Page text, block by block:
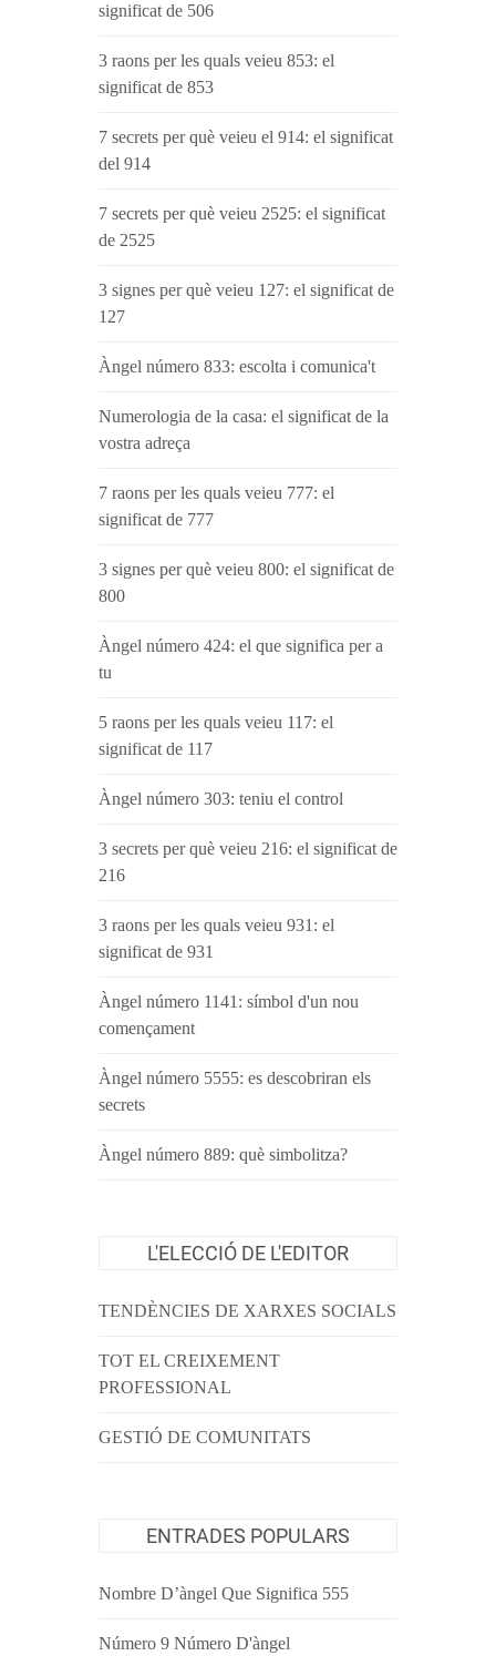
significat de 506
3 raons per les quals veieu 853: el
significat de 853
7 secrets per què veieu el 914: el significat
del 914
7 secrets per què veieu 2525: el significat
de 2525
3 signes per què veieu 127: el significat de
127
Àngel número 833: escolta i comunica't
Numerologia de la casa: el significat de la
vostra adreça
7 raons per les quals veieu 777: el
significat de 777
3 signes per què veieu 800: el significat de
800
Àngel número 424: el que significa per a
tu
5 raons per les quals veieu 117: el
significat de 117
Àngel número 303: teniu el control
3 secrets per què veieu 216: el significat de
216
3 raons per les quals veieu 931: el
significat de 931
Àngel número 1141: símbol d'un nou
començament
Àngel número 5555: es descobriran els
secrets
Àngel número 889: què simbolitza?
L'ELECCIÓ DE L'EDITOR
TENDÈNCIES DE XARXES SOCIALS
TOT EL CREIXEMENT
PROFESSIONAL
GESTIÓ DE COMUNITATS
ENTRADES POPULARS
Nombre D’àngel Que Significa 555
Número 9 Número D'àngel